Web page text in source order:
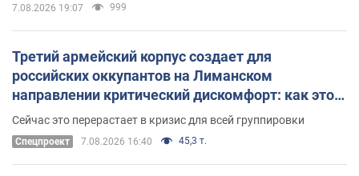
7.08.2026 19:07 999
Третий армейский корпус создает для
российских оккупантов на Лиманском
направлении критический дискомфорт: как это
удалось
Сейчас это перерастает в кризис для всей группировки
Спецпроект 7.08.2026 16:40 45,3 т.